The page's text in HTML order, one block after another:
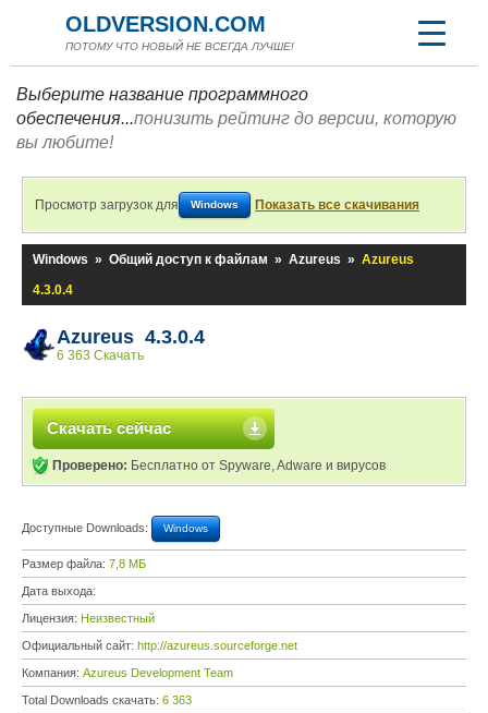
OLDVERSION.COM
ПОТОМУ ЧТО НОВЫЙ НЕ ВСЕГДА ЛУЧШЕ!
Выберите название программного
обеспечения...понизить рейтинг до версии, которую
вы любите!
Просмотр загрузок для Windows Показать все скачивания
Windows » Общий доступ к файлам » Azureus » Azureus
4.3.0.4
Azureus 4.3.0.4
6 363 Скачать
Скачать сейчас
Проверено: Бесплатно от Spyware, Adware и вирусов
Доступные Downloads: Windows
Размер файла: 7,8 МБ
Дата выхода:
Лицензия: Неизвестный
Официальный сайт: http://azureus.sourceforge.net
Компания: Azureus Development Team
Total Downloads скачать: 6 363